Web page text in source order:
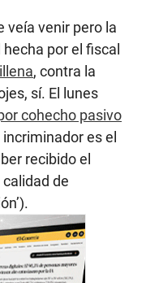
veía venir pero la
por el fiscal
, contra la
sí. El lunes
cohecho pasivo
es el
recibido el
de